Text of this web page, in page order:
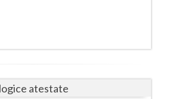
Harghita
atestate